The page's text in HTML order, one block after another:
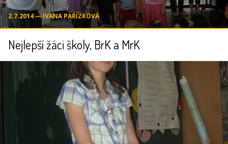
2.7.2014 ― IVANA PAŘÍZKOVÁ
Nejlepší žáci školy, BrK a MrK